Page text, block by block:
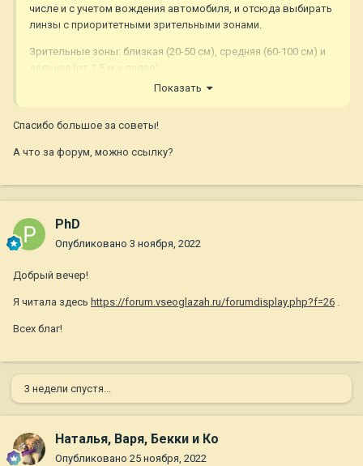
числе и с учетом вождения автомобиля, и отсюда выбирать
линзы с приоритетными зрительными зонами.
Зрительные зоны: близкая (20-50 см), средняя (60-100 см) и
дальняя (от 1,5 м и далее).
ИОЛ: монофокальные, бифокальные, мультифокальные, с
аппарата.
нужны очки для коррекции (для дали, для близи (чтение,
работа за компьютером, смартфоном)) . Потому как ИОЛ
очень обидно, если поставят не то, что ожидаешь.
На самом деле, офтальмологических клиник много, куда
пациенты, выбравшие те или иные ИОЛ и клиники.
Показать
Спасибо большое за советы!
А что за форум, можно ссылку?
PhD
Опубликовано 3 ноября, 2022
Добрый вечер!
Я читала здесь https://forum.vseoglazah.ru/forumdisplay.php?f=26 .
Всех благ!
3 недели спустя...
Наталья, Варя, Бекки и Ко
Опубликовано 25 ноября, 2022